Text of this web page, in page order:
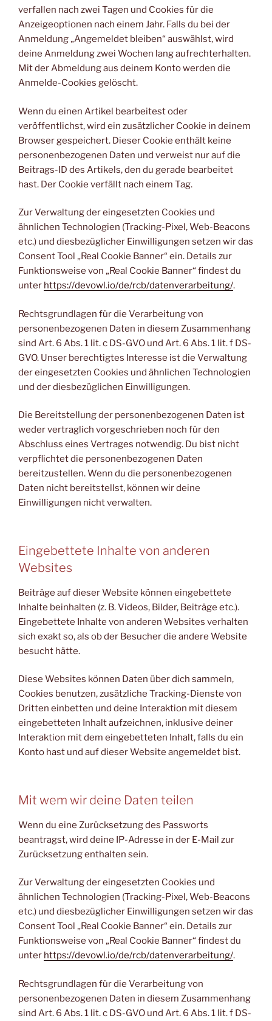
verfallen nach zwei Tagen und Cookies für die
Anzeigeoptionen nach einem Jahr. Falls du bei der
Anmeldung „Angemeldet bleiben“ auswählst, wird
deine Anmeldung zwei Wochen lang aufrechterhalten.
Mit der Abmeldung aus deinem Konto werden die
Anmelde-Cookies gelöscht.
Wenn du einen Artikel bearbeitest oder
veröffentlichst, wird ein zusätzlicher Cookie in deinem
Browser gespeichert. Dieser Cookie enthält keine
personenbezogenen Daten und verweist nur auf die
Beitrags-ID des Artikels, den du gerade bearbeitet
hast. Der Cookie verfällt nach einem Tag.
Zur Verwaltung der eingesetzten Cookies und
ähnlichen Technologien (Tracking-Pixel, Web-Beacons
etc.) und diesbezüglicher Einwilligungen setzen wir das
Consent Tool „Real Cookie Banner“ ein. Details zur
Funktionsweise von „Real Cookie Banner“ findest du
unter https://devowl.io/de/rcb/datenverarbeitung/.
Rechtsgrundlagen für die Verarbeitung von
personenbezogenen Daten in diesem Zusammenhang
sind Art. 6 Abs. 1 lit. c DS-GVO und Art. 6 Abs. 1 lit. f DS-
GVO. Unser berechtigtes Interesse ist die Verwaltung
der eingesetzten Cookies und ähnlichen Technologien
und der diesbezüglichen Einwilligungen.
Die Bereitstellung der personenbezogenen Daten ist
weder vertraglich vorgeschrieben noch für den
Abschluss eines Vertrages notwendig. Du bist nicht
verpflichtet die personenbezogenen Daten
bereitzustellen. Wenn du die personenbezogenen
Daten nicht bereitstellst, können wir deine
Einwilligungen nicht verwalten.
Eingebettete Inhalte von anderen
Websites
Beiträge auf dieser Website können eingebettete
Inhalte beinhalten (z. B. Videos, Bilder, Beiträge etc.).
Eingebettete Inhalte von anderen Websites verhalten
sich exakt so, als ob der Besucher die andere Website
besucht hätte.
Diese Websites können Daten über dich sammeln,
Cookies benutzen, zusätzliche Tracking-Dienste von
Dritten einbetten und deine Interaktion mit diesem
eingebetteten Inhalt aufzeichnen, inklusive deiner
Interaktion mit dem eingebetteten Inhalt, falls du ein
Konto hast und auf dieser Website angemeldet bist.
Mit wem wir deine Daten teilen
Wenn du eine Zurücksetzung des Passworts
beantragst, wird deine IP-Adresse in der E-Mail zur
Zurücksetzung enthalten sein.
Zur Verwaltung der eingesetzten Cookies und
ähnlichen Technologien (Tracking-Pixel, Web-Beacons
etc.) und diesbezüglicher Einwilligungen setzen wir das
Consent Tool „Real Cookie Banner“ ein. Details zur
Funktionsweise von „Real Cookie Banner“ findest du
unter https://devowl.io/de/rcb/datenverarbeitung/.
Rechtsgrundlagen für die Verarbeitung von
personenbezogenen Daten in diesem Zusammenhang
sind Art. 6 Abs. 1 lit. c DS-GVO und Art. 6 Abs. 1 lit. f DS-